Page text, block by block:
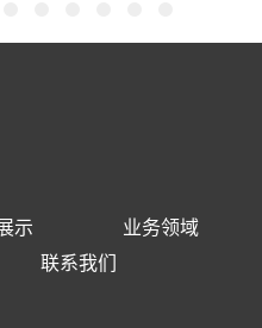
示
业务领域
联系我们